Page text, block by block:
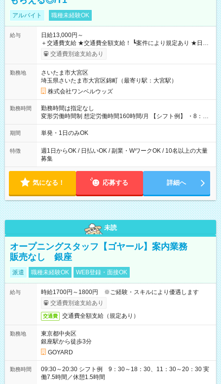
アルバイト 職種未経験OK
給与
日給13,000円～
＋交通費支給 ★交通費全額支給！ ┗案件により規定あり ★日払
いOK！（規定あり） ┗働いたその日に現金GET♪ お仕事後はコ
ンビニATMから 日払い分を引き落とせます！ 【試用期間】試
交通費別途支給あり
勤務地
さいたま市大宮区
埼玉県さいたま市大宮区錦町（最寄り駅：大宮駅）
株式会社ワンベルウッズ
勤務時間
勤務時間は指定なし
変形労働時間制 想定労働時間160時間/月 【シフト例】 ・8：00
～21：00
期間 単発・1日のみOK
特徴
週1日からOK / 日払いOK / 副業・WワークOK / 10名以上の大量
募集
気になる！ 応募する 詳細へ
未読
オープニングスタッフ【ゴヤール】案内業務
販売なし 銀座
派遣 職種未経験OK WEB登録・面接OK
給与
時給1700円～1800円 ※ご経験・スキルにより優遇します
交通費別途支給あり
交通費 交通費全額支給（規定あり）
勤務地
東京都中央区
銀座駅から徒歩3分
GOYARD
勤務時間
09:30～20:30 シフト例 9：30～18：30、11：30～20：30 実
働7.5時間／休憩1.5時間